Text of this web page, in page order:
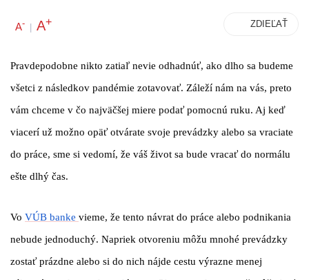
A- | A+ ZDIEĽAŤ
Pravdepodobne nikto zatiaľ nevie odhadnúť, ako dlho sa budeme
všetci z následkov pandémie zotavovať. Záleží nám na vás, preto
vám chceme v čo najväčšej miere podať pomocnú ruku. Aj keď
viacerí už možno opäť otvárate svoje prevádzky alebo sa vraciate
do práce, sme si vedomí, že váš život sa bude vracať do normálu
ešte dlhý čas.
Vo VÚB banke vieme, že tento návrat do práce alebo podnikania
nebude jednoduchý. Napriek otvoreniu môžu mnohé prevádzky
zostať prázdne alebo si do nich nájde cestu výrazne menej